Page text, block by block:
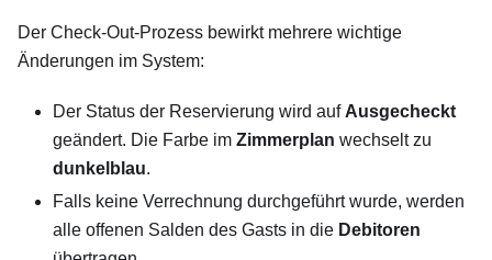
Der Check-Out-Prozess bewirkt mehrere wichtige
Änderungen im System:
Der Status der Reservierung wird auf Ausgecheckt
geändert. Die Farbe im Zimmerplan wechselt zu
dunkelblau.
Falls keine Verrechnung durchgeführt wurde, werden
alle offenen Salden des Gasts in die Debitoren